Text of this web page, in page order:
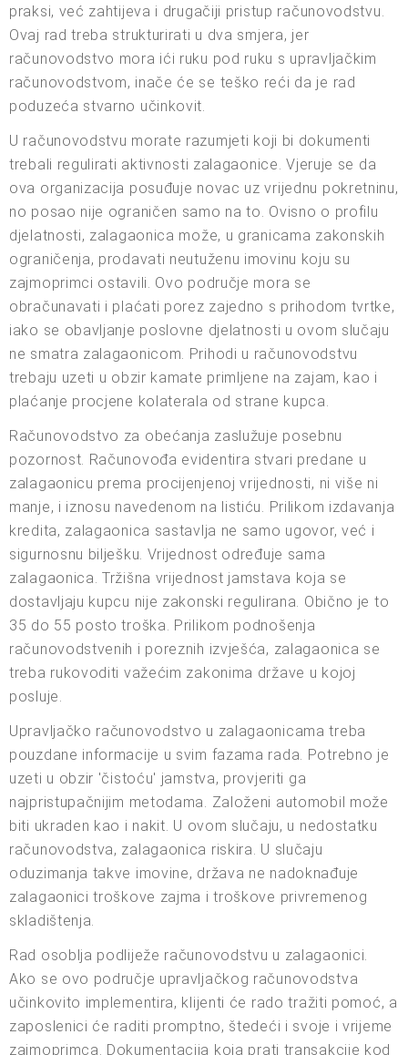
praksi, već zahtijeva i drugačiji pristup računovodstvu.
Ovaj rad treba strukturirati u dva smjera, jer
računovodstvo mora ići ruku pod ruku s upravljačkim
računovodstvom, inače će se teško reći da je rad
poduzeća stvarno učinkovit.
U računovodstvu morate razumjeti koji bi dokumenti
trebali regulirati aktivnosti zalagaonice. Vjeruje se da
ova organizacija posuđuje novac uz vrijednu pokretninu,
no posao nije ograničen samo na to. Ovisno o profilu
djelatnosti, zalagaonica može, u granicama zakonskih
ograničenja, prodavati neutuženu imovinu koju su
zajmoprimci ostavili. Ovo područje mora se
obračunavati i plaćati porez zajedno s prihodom tvrtke,
iako se obavljanje poslovne djelatnosti u ovom slučaju
ne smatra zalagaonicom. Prihodi u računovodstvu
trebaju uzeti u obzir kamate primljene na zajam, kao i
plaćanje procjene kolaterala od strane kupca.
Računovodstvo za obećanja zaslužuje posebnu
pozornost. Računovođa evidentira stvari predane u
zalagaonicu prema procijenjenoj vrijednosti, ni više ni
manje, i iznosu navedenom na listiću. Prilikom izdavanja
kredita, zalagaonica sastavlja ne samo ugovor, već i
sigurnosnu bilješku. Vrijednost određuje sama
zalagaonica. Tržišna vrijednost jamstava koja se
dostavljaju kupcu nije zakonski regulirana. Obično je to
35 do 55 posto troška. Prilikom podnošenja
računovodstvenih i poreznih izvješća, zalagaonica se
treba rukovoditi važećim zakonima države u kojoj
posluje.
Upravljačko računovodstvo u zalagaonicama treba
pouzdane informacije u svim fazama rada. Potrebno je
uzeti u obzir 'čistoću' jamstva, provjeriti ga
najpristupačnijim metodama. Založeni automobil može
biti ukraden kao i nakit. U ovom slučaju, u nedostatku
računovodstva, zalagaonica riskira. U slučaju
oduzimanja takve imovine, država ne nadoknađuje
zalagaonici troškove zajma i troškove privremenog
skladištenja.
Rad osoblja podliježe računovodstvu u zalagaonici.
Ako se ovo područje upravljačkog računovodstva
učinkovito implementira, klijenti će rado tražiti pomoć, a
zaposlenici će raditi promptno, štedeći i svoje i vrijeme
zajmoprimca. Dokumentacija koja prati transakcije kod